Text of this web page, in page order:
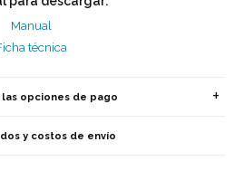
Manual
técnica
las opciones de pago
y costos de envío